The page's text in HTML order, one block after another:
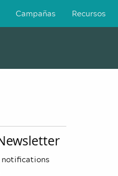
Campañas Recursos
notifications